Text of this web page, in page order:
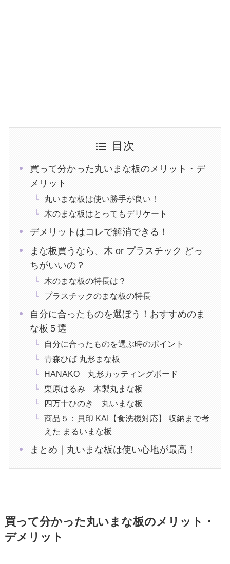
目次
買って分かった丸いまな板のメリット・デ
メリット
丸いまな板は使い勝手が良い！
木のまな板はとってもデリケート
デメリットはコレで解消できる！
まな板買うなら、木 or プラスチック どっ
ちがいいの？
木のまな板の特長は？
プラスチックのまな板の特長
自分に合ったものを選ぼう！おすすめのま
な板５選
自分に合ったものを選ぶ時のポイント
青森ひば 丸形まな板
HANAKO 丸形カッティングボード
栗原はるみ 木製丸まな板
四万十ひのき 丸いまな板
商品５：貝印 KAI【食洗機対応】 収納まで考
えた まるいまな板
まとめ｜丸いまな板は使い心地が最高！
買って分かった丸いまな板のメリット・
デメリット